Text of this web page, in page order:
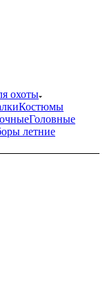
охоты
Костюмы
Головные
летние